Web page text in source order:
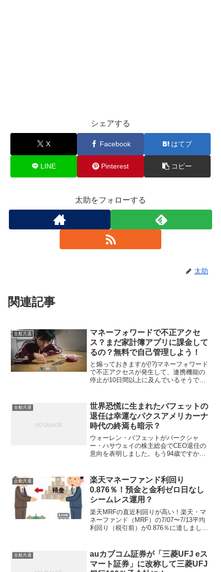
シェアする
X Facebook はてブ
LINE Pinterest コピー
太助をフォローする
太助
関連記事
全般共通
マネーフォワードで不正アクセ
ス？まだ家計簿アプリに課金して
るの？無料で自己管理しよう！
と煽っておきますが(!?)マネーフォワード
で不正アクセスが発生して、連携機能の
停止が10日間以上に及んでいるそうです
せんが、マネーフォワードって物凄く人
気がありますね。使...
全般共通
世界恐慌に生まれたバフェットの
退任は幸運なパクスアメリカーナ
時代の終焉も暗示？
ウォーレン・バフェットがバークシャ
ー・ハサウェイの株主総会でCEO退任の
意向を表明しました。もう94歳ですから
に引き継いで行く為にもう先延ばしでき
ない年齢だし、自然なタ...
全般共通
楽天マネーファンド利回り
0.876％！預金と金利ゼロ日なし
シームレス運用？
楽天MRFの直近利回りが高い！楽天・マ
ネーファンド（MRF）の7/07〜7/13平均
利回り（税引前）が0.876％に達しまし
８月からの適用であり現状は0.65％）...
全般共通
auカブコム証券が「三菱UFJ eス
マート証券」に改称して三菱UFJ